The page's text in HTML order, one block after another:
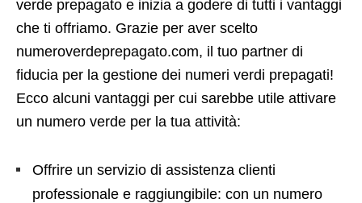
verde prepagato e inizia a godere di tutti i vantaggi
che ti offriamo. Grazie per aver scelto
numeroverdeprepagato.com, il tuo partner di
fiducia per la gestione dei numeri verdi prepagati!
Ecco alcuni vantaggi per cui sarebbe utile attivare
un numero verde per la tua attività:
Offrire un servizio di assistenza clienti
professionale e raggiungibile: con un numero